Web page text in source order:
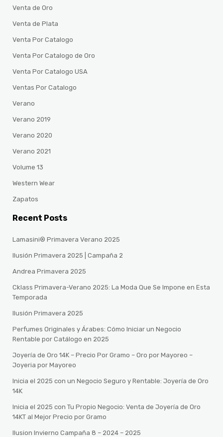
Venta de Oro
Venta de Plata
Venta Por Catalogo
Venta Por Catalogo de Oro
Venta Por Catalogo USA
Ventas Por Catalogo
Verano
Verano 2019
Verano 2020
Verano 2021
Volume 13
Western Wear
Zapatos
Recent Posts
Lamasini® Primavera Verano 2025
Ilusión Primavera 2025 | Campaña 2
Andrea Primavera 2025
Cklass Primavera-Verano 2025: La Moda Que Se Impone en Esta
Temporada
Ilusión Primavera 2025
Perfumes Originales y Árabes: Cómo Iniciar un Negocio
Rentable por Catálogo en 2025
Joyería de Oro 14K – Precio Por Gramo – Oro por Mayoreo –
Joyeria por Mayoreo
Inicia el 2025 con un Negocio Seguro y Rentable: Joyería de Oro
14K
Inicia el 2025 con Tu Propio Negocio: Venta de Joyería de Oro
14KT al Mejor Precio por Gramo
Ilusion Invierno Campaña 8 – 2024 – 2025